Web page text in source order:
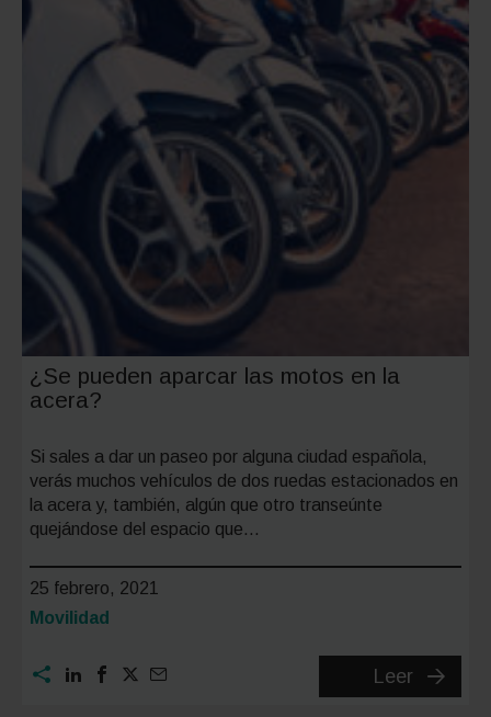
Alta
¿Se pueden aparcar las motos en la
acera?
Si sales a dar un paseo por alguna ciudad española,
verás muchos vehículos de dos ruedas estacionados en
la acera y, también, algún que otro transeúnte
quejándose del espacio que…
25 febrero, 2021
Categoría:
Movilidad
Leer
¿Se